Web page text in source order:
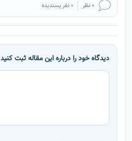
0 نظر 0 نفر پسندیده
دیدگاه خود را درباره این مقاله ثبت کنید